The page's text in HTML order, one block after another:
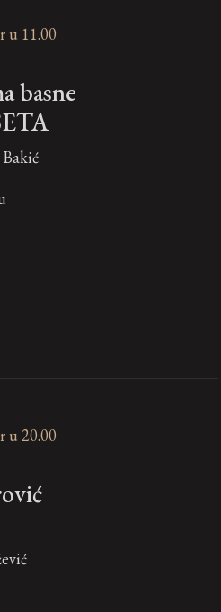
u 11.00
basne
u 20.00